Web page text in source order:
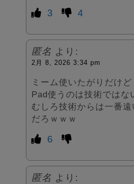
3 4
匿名 より:
2月 8, 2026 3:34 pm
ミーム使いたがりだけど
Pad使うのは技術ではな
むしろ技術からは一番
だろｗｗｗ
6
匿名 より: